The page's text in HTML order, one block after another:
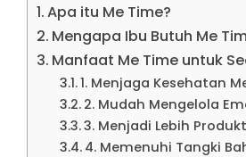
Apa itu Me Time?
Mengapa Ibu Butuh Me
Manfaat Me Time untuk
1. Menjaga Kesehatan
2. Mudah Mengelola
3. Menjadi Lebih
4. Memenuhi Tangki